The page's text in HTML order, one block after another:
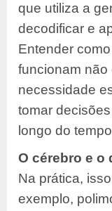
que utiliza a
decodificar e
Entender
funcionam não
necessidade
tomar
longo do
O cérebro e o
Na prática,
exemplo,